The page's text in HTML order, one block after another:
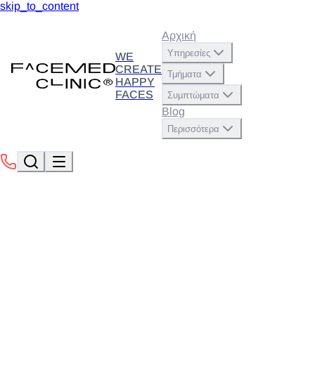
skip_to_content
WE
CREATE
HAPPY
FACES
Αρχική
Υπηρεσίες
Τμήματα
Συμπτώματα
Blog
Περισσότερα